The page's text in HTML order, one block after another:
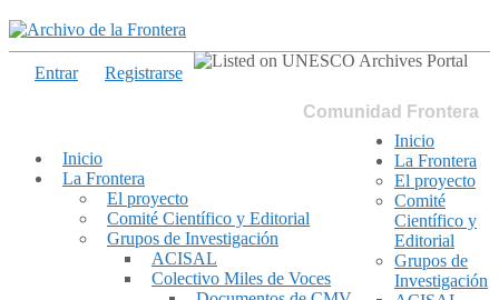
Comunidad Frontera
Inicio
La Frontera
El proyecto
Comité Científico y Editorial
Grupos de Investigación
ACISAL
Colectivo Miles de Voces
Entrar Registrarse
Inicio
La Frontera
El proyecto
Comité
Científico y
Editorial
Grupos de
Investigación